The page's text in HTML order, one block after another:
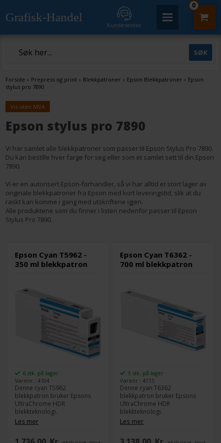
Grafisk-Handel
Kundesenter
0
Forside » Prepress og print » Blekkpatroner » Epson Blekkpatroner » Epson
stylus pro 7890
Vis uten MVA
Epson stylus pro 7890
Vi har samlet alle blekkpatroner som passer til Epson Stylus Pro 7890.
Du kan bestille hver farge for seg eller som et samlet sett til din Epson
7890.
Vi er en autorisert Epson-forhandler, så vi har alltid et stort lager av
originale blekkpatroner fra Epson med kort leveringstid, slik at du
raskt kan komme i gang med utskriftene igjen.
Alle produktene som du finner i listen nedenfor passer til Epson
Stylus Pro 7890.
Epson Cyan T5962 -
350 ml blekkpatron
6 stk. på lager
Varenr.: 4104
Denne cyan T5962
blekkpatron bruker Epsons
UltraChrome HDR
blekkteknologi.
Epsons UltraChrome HDR
leverer det bredeste
Les mer
Epson Cyan T6362 -
700 ml blekkpatron
3 stk. på lager
Varenr.: 4115
Denne cyan T6362
blekkpatron bruker Epsons
UltraChrome HDR
blekkteknologi.
Epsons UltraChrome HDR
leverer det bredeste
Les mer